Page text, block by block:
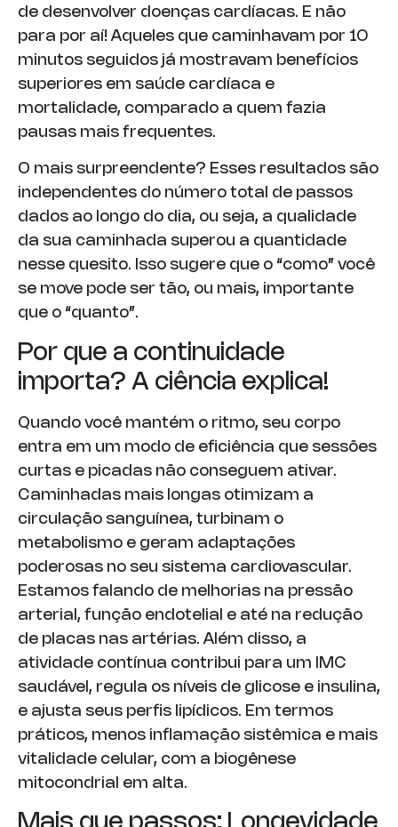
de desenvolver doenças cardíacas. E não
para por aí! Aqueles que caminhavam por 10
minutos seguidos já mostravam benefícios
superiores em saúde cardíaca e
mortalidade, comparado a quem fazia
pausas mais frequentes.
O mais surpreendente? Esses resultados são
independentes do número total de passos
dados ao longo do dia, ou seja, a qualidade
da sua caminhada superou a quantidade
nesse quesito. Isso sugere que o “como” você
se move pode ser tão, ou mais, importante
que o “quanto”.
Por que a continuidade
importa? A ciência explica!
Quando você mantém o ritmo, seu corpo
entra em um modo de eficiência que sessões
curtas e picadas não conseguem ativar.
Caminhadas mais longas otimizam a
circulação sanguínea, turbinam o
metabolismo e geram adaptações
poderosas no seu sistema cardiovascular.
Estamos falando de melhorias na pressão
arterial, função endotelial e até na redução
de placas nas artérias. Além disso, a
atividade contínua contribui para um IMC
saudável, regula os níveis de glicose e insulina,
e ajusta seus perfis lipídicos. Em termos
práticos, menos inflamação sistêmica e mais
vitalidade celular, com a biogênese
mitocondrial em alta.